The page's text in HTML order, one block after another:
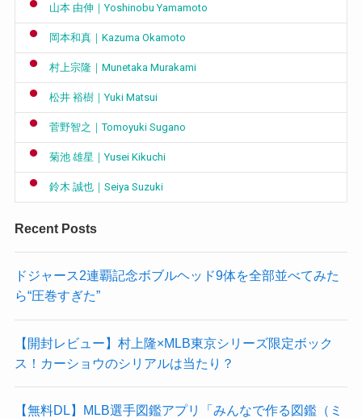
山本 由伸｜Yoshinobu Yamamoto
岡本和真｜Kazuma Okamoto
村上宗隆｜Munetaka Murakami
松井 裕樹｜Yuki Matsui
菅野智之｜Tomoyuki Sugano
菊池 雄星｜Yusei Kikuchi
鈴木 誠也｜Seiya Suzuki
Recent Posts
ドジャース2連覇記念ボブルヘッド9体を全部並べてみた
ら“圧巻すぎた”
【開封レビュー】村上隆×MLB東京シリーズ限定ボック
ス！カーショウのシリアルは当たり？
【無料DL】MLB選手図鑑アプリ「みんなで作る図鑑（ミ